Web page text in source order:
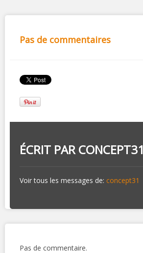
Pas de commentaires
ÉCRIT PARCONCEPT31
Voir tous les messages de: concept31
Pas de commentaire.